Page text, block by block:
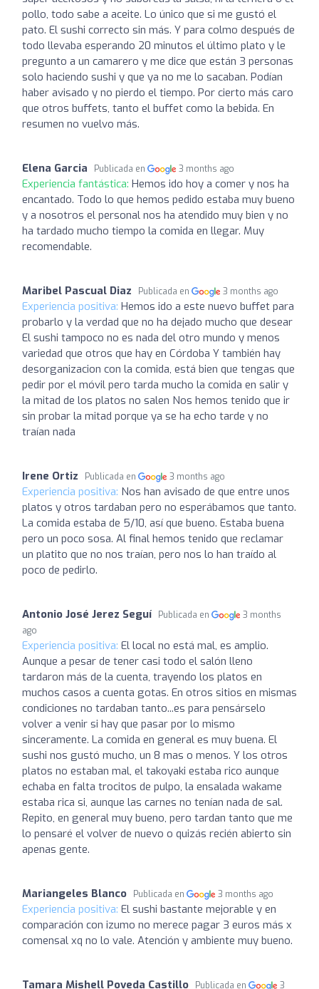
pollo, todo sabe a aceite. Lo único que si me gustó el
pato. El sushi correcto sin más. Y para colmo después de
todo llevaba esperando 20 minutos el último plato y le
pregunto a un camarero y me dice que están 3 personas
solo haciendo sushi y que ya no me lo sacaban. Podían
haber avisado y no pierdo el tiempo. Por cierto más caro
que otros buffets, tanto el buffet como la bebida. En
resumen no vuelvo más.
Elena Garcia Publicada en 3 months ago
Experiencia fantástica: Hemos ido hoy a comer y nos ha
encantado. Todo lo que hemos pedido estaba muy bueno
y a nosotros el personal nos ha atendido muy bien y no
ha tardado mucho tiempo la comida en llegar. Muy
recomendable.
Maribel Pascual Diaz Publicada en 3 months ago
Experiencia positiva: Hemos ido a este nuevo buffet para
probarlo y la verdad que no ha dejado mucho que desear
El sushi tampoco no es nada del otro mundo y menos
variedad que otros que hay en Córdoba Y también hay
desorganizacion con la comida, está bien que tengas que
pedir por el móvil pero tarda mucho la comida en salir y
la mitad de los platos no salen Nos hemos tenido que ir
sin probar la mitad porque ya se ha echo tarde y no
traían nada
Irene Ortiz Publicada en 3 months ago
Experiencia positiva: Nos han avisado de que entre unos
platos y otros tardaban pero no esperábamos que tanto.
La comida estaba de 5/10, así que bueno. Estaba buena
pero un poco sosa. Al final hemos tenido que reclamar
un platito que no nos traían, pero nos lo han traído al
poco de pedirlo.
Antonio José Jerez Seguí Publicada en
3 months
ago
Experiencia positiva: El local no está mal, es amplio.
Aunque a pesar de tener casi todo el salón lleno
tardaron más de la cuenta, trayendo los platos en
muchos casos a cuenta gotas. En otros sitios en mismas
condiciones no tardaban tanto...es para pensárselo
volver a venir si hay que pasar por lo mismo
sinceramente. La comida en general es muy buena. El
sushi nos gustó mucho, un 8 mas o menos. Y los otros
platos no estaban mal, el takoyaki estaba rico aunque
echaba en falta trocitos de pulpo, la ensalada wakame
estaba rica si, aunque las carnes no tenían nada de sal.
Repito, en general muy bueno, pero tardan tanto que me
lo pensaré el volver de nuevo o quizás recién abierto sin
apenas gente.
Mariangeles Blanco Publicada en 3 months ago
Experiencia positiva: El sushi bastante mejorable y en
comparación con izumo no merece pagar 3 euros más x
comensal xq no lo vale. Atención y ambiente muy bueno.
Tamara Mishell Poveda Castillo Publicada en 3